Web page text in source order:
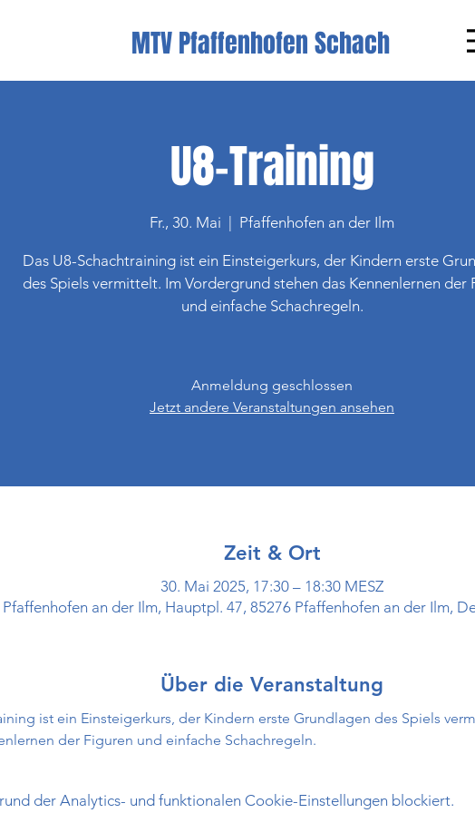
MTV Pfaffenhofen Schach
U8-Training
Fr., 30. Mai Pfaffenhofen an der Ilm
Das U8-Schachtraining ist ein Einsteigerkurs, der Kindern erste
des Spiels vermittelt. Im Vordergrund stehen das Kennenlernen der
und einfache Schachregeln.
Anmeldung geschlossen
Jetzt andere Veranstaltungen ansehen
Zeit & Ort
30. Mai 2025, 17:30 – 18:30 MESZ
Pfaffenhofen an der Ilm, Hauptpl. 47, 85276 Pfaffenhofen an der Ilm,
Über die Veranstaltung
ist ein Einsteigerkurs, der Kindern erste Grundlagen des Spiels
der Figuren und einfache Schachregeln.
der Analytics- und funktionalen Cookie-Einstellungen blockiert.